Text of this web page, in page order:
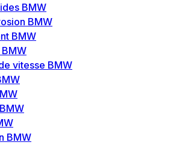
BMW
BMW
BMW
vitesse BMW
BMW